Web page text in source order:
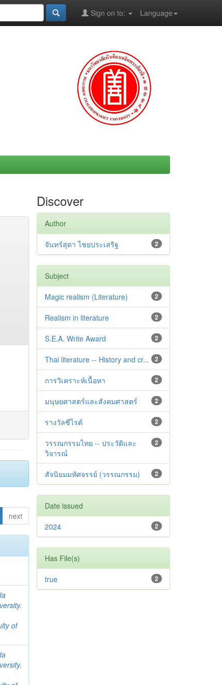
Language
Sign on to:
next
of
Discover
Author
2
จันทร์สุดา ไชยประเสริฐ
Subject
2
Magic realism (Literature)
2
Realism in literature
2
S.E.A. Write Award
2
Thai literature -- History and cr...
2
การวิเคราะห์เนื้อหา
2
มนุษยศาสตร์และสังคมศาสตร์
2
รางวัลซีไรต์
2
วรรณกรรมไทย -- ประวัติและ
วิจารณ์
2
สัจนิยมมหัศจรรย์ (วรรณกรรม)
Date issued
2
2024
Has File(s)
2
true